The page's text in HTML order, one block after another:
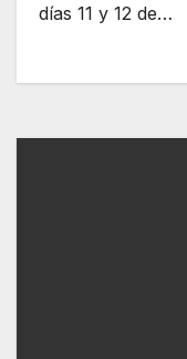
días 11 y 12 de…